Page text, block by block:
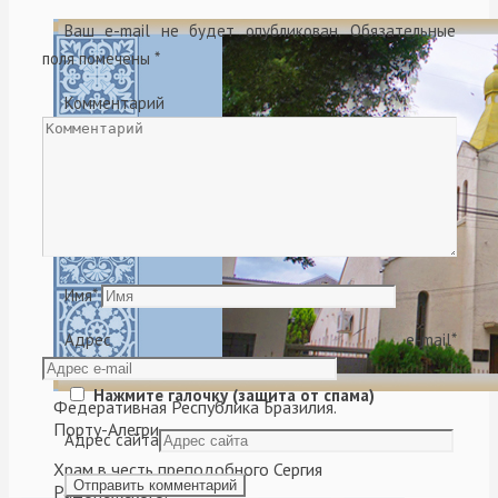
Федеративная Республика Бразилия.
Порту-Алегри.
Храм в честь преподобного Сергия
Радонежского.
Ваш e-mail не будет опубликован.Обязательные
поля помечены *
Комментарий
Имя*
Адрес e-mail*
Нажмите галочку (защита от спама)
Адрес сайта